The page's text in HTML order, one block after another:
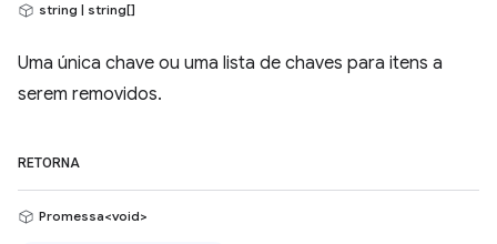
string | string[]
Uma única chave ou uma lista de chaves para itens a
serem removidos.
RETORNA
Promessa<void>